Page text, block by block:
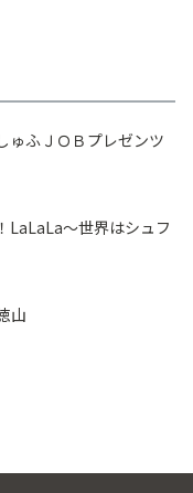
ゅふＪＯＢプレゼンツ
LaLaLa～世界はシュフ
山